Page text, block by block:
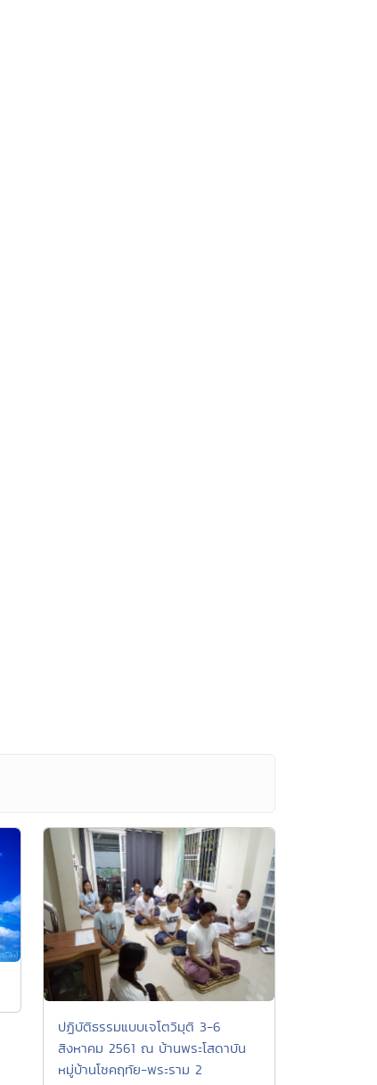
ปฏิบัติธรรมแบบเจโตวิมุติ 3-6
สิงหาคม 2561 ณ บ้านพระโสดาบัน
หมู่บ้านโชคฤทัย-พระราม 2